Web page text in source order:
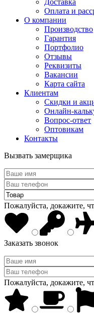
Доставка
Оплата и
О компании
Производство
Гарантия
Портфолио
Отзывы
Реквизиты
Вакансии
Карта сайта
Клиентам
Скидки и
Онлайн-
Вопрос-ответ
Оптовикам
Контакты
Вызвать замерщика
Пожалуйста, докажите,
Заказать звонок
Пожалуйста, докажите,